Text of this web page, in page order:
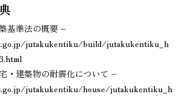
基準法の概要 –
jutakukentiku/build/jutakukentiku_h
・建築物の耐震化について –
jutakukentiku/house/jutakukentiku_h